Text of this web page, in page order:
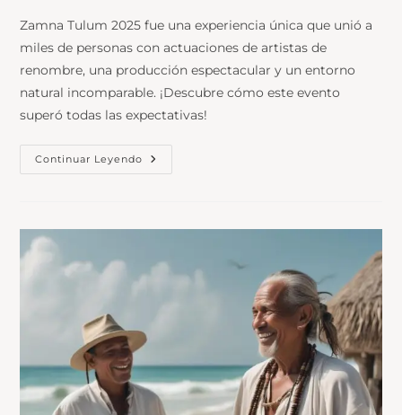
Zamna Tulum 2025 fue una experiencia única que unió a
miles de personas con actuaciones de artistas de
renombre, una producción espectacular y un entorno
natural incomparable. ¡Descubre cómo este evento
superó todas las expectativas!
Continuar Leyendo